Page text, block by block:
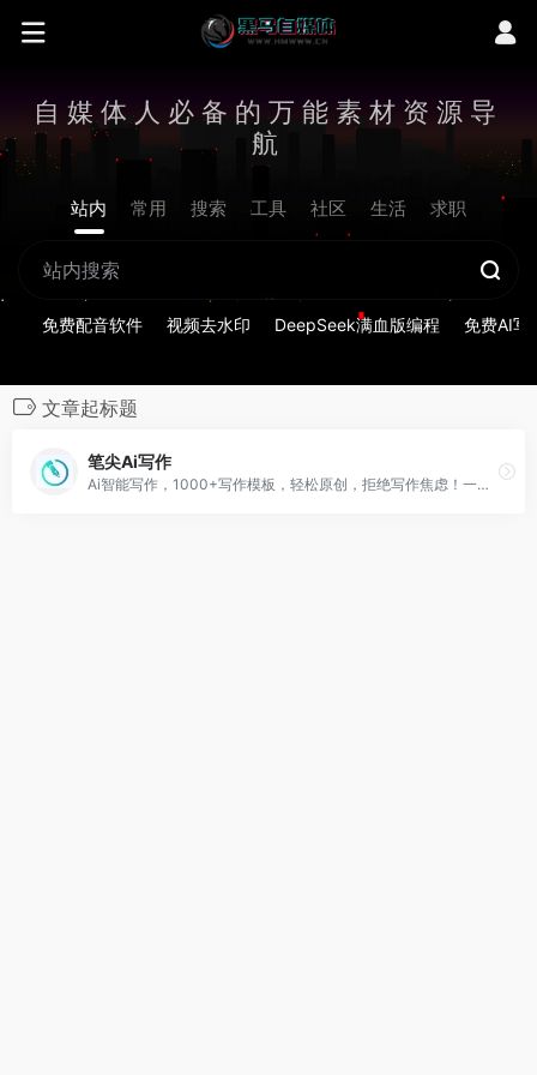
自媒体人必备的万能素材资源导
航
站内 常用 搜索 工具 社区 生活 求职
免费配音软件 视频去水印 DeepSeek满血版编程 免费AI写
文章起标题
笔尖Ai写作
Ai智能写作，1000+写作模板，轻松原创，拒绝写作焦虑！一款在线Ai写作生成器